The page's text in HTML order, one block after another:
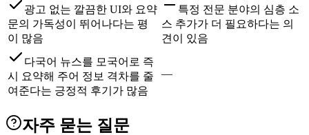
광고 없는 깔끔한 UI와 요약
문의 가독성이 뛰어나다는 평
이 많음
특정 전문 분야의 심층 소
스 추가가 더 필요하다는 의
견이 있음
다국어 뉴스를 모국어로 즉
시 요약해 주어 정보 격차를 줄
여준다는 긍정적 후기가 많음
—
자주 묻는 질문